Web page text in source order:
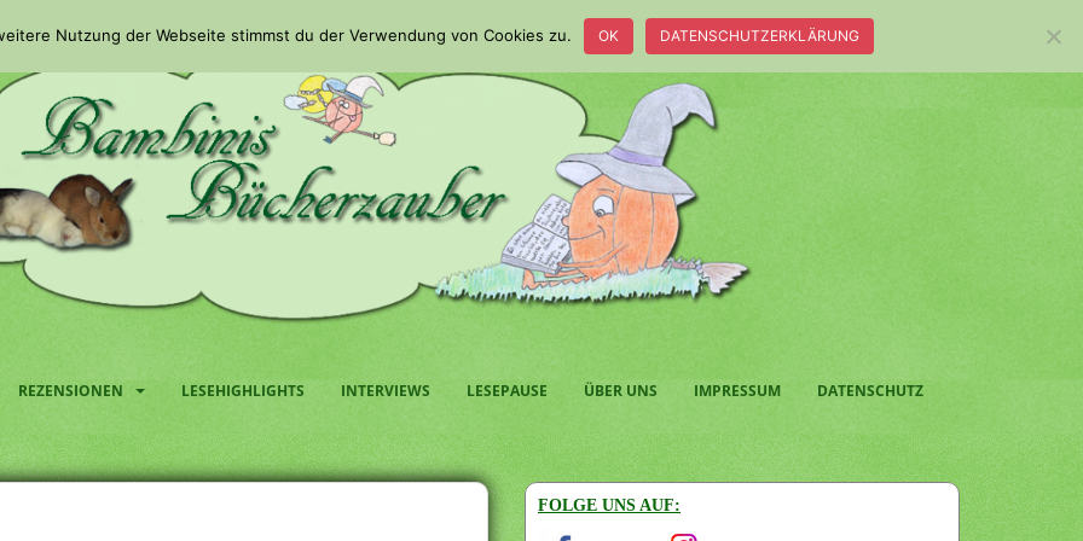
REZENSIONEN LESEHIGHLIGHTS INTERVIEWS LESEPAUSE ÜBER UNS IMPRESSUM DATENSCHUTZ
FOLGE UNS AUF:
Nutzung der Webseite stimmst du der Verwendung von Cookies zu. OK DATENSCHUTZERKLÄRUNG